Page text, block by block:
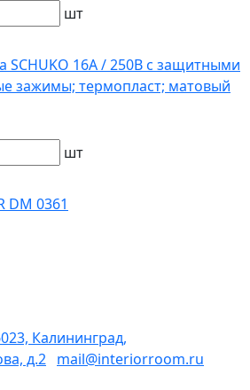
шт
SCHUKO 16А / 250В с защитными
зажимы; термопласт; матовый
шт
DM 0361
Калининград,
д.2 mail@interiorroom.ru